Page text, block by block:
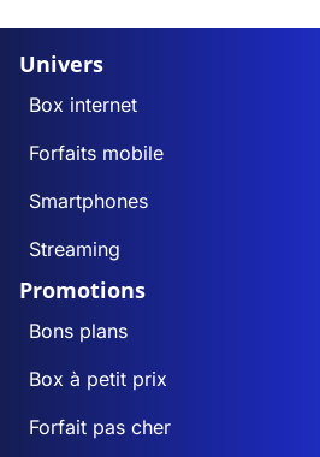
Univers
Box internet
Forfaits mobile
Smartphones
Streaming
Promotions
Bons plans
Box à petit prix
Forfait pas cher